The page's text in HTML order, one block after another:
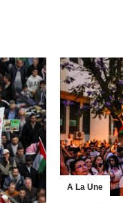
A La Une